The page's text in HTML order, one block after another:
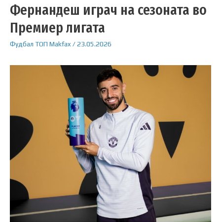
Фернандеш играч на сезоната во
Премиер лигата
Фудбал ТОП Makfax /23.05.2026